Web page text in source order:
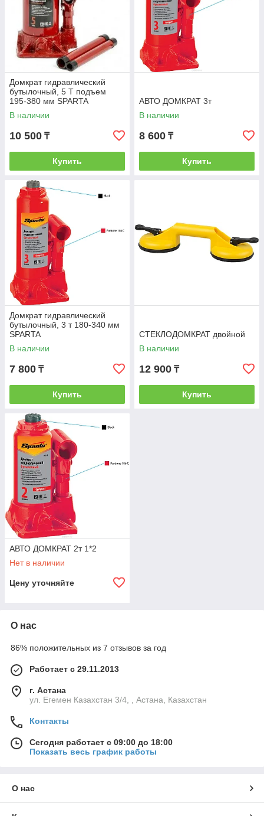
Домкрат гидравлический
бутылочный, 5 Т подъем
195-380 мм SPARTA
В наличии
10 500 ₸
Купить
АВТО ДОМКРАТ 3т
В наличии
8 600 ₸
Купить
Домкрат гидравлический
бутылочный, 3 т 180-340 мм
SPARTA
В наличии
7 800 ₸
Купить
СТЕКЛОДОМКРАТ двойной
В наличии
12 900 ₸
Купить
АВТО ДОМКРАТ 2т 1*2
Нет в наличии
Цену уточняйте
О нас
86% положительных из 7 отзывов за год
Работает с 29.11.2013
г. Астана
ул. Егемен Казахстан 3/4, , Астана, Казахстан
Контакты
Сегодня работает с 09:00 до 18:00
Показать весь график работы
О нас